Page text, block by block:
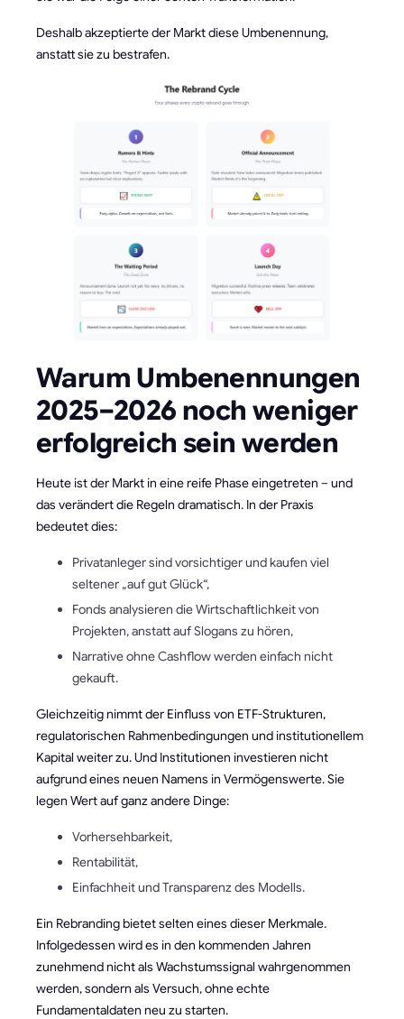
Deshalb akzeptierte der Markt diese Umbenennung,
anstatt sie zu bestrafen.
Warum Umbenennungen
2025–2026 noch weniger
erfolgreich sein werden
Heute ist der Markt in eine reife Phase eingetreten – und
das verändert die Regeln dramatisch. In der Praxis
bedeutet dies:
Privatanleger sind vorsichtiger und kaufen viel
seltener „auf gut Glück“,
Fonds analysieren die Wirtschaftlichkeit von
Projekten, anstatt auf Slogans zu hören,
Narrative ohne Cashflow werden einfach nicht
gekauft.
Gleichzeitig nimmt der Einfluss von ETF-Strukturen,
regulatorischen Rahmenbedingungen und institutionellem
Kapital weiter zu. Und Institutionen investieren nicht
aufgrund eines neuen Namens in Vermögenswerte. Sie
legen Wert auf ganz andere Dinge:
Vorhersehbarkeit,
Rentabilität,
Einfachheit und Transparenz des Modells.
Ein Rebranding bietet selten eines dieser Merkmale.
Infolgedessen wird es in den kommenden Jahren
zunehmend nicht als Wachstumssignal wahrgenommen
werden, sondern als Versuch, ohne echte
Fundamentaldaten neu zu starten.